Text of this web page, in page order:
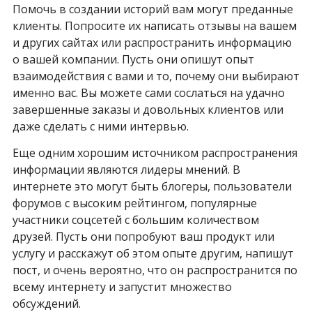
Помочь в создании историй вам могут преданные
клиенты. Попросите их написать отзывы на вашем
и других сайтах или распространить информацию
о вашей компании. Пусть они опишут опыт
взаимодействия с вами и то, почему они выбирают
именно вас. Вы можете сами сослаться на удачно
завершенные заказы и довольных клиентов или
даже сделать с ними интервью.
Еще одним хорошим источником распространения
информации являются лидеры мнений. В
интернете это могут быть блогеры, пользователи
форумов с высоким рейтингом, популярные
участники соцсетей с большим количеством
друзей. Пусть они попробуют ваш продукт или
услугу и расскажут об этом опыте другим, напишут
пост, и очень вероятно, что он распространится по
всему интернету и запустит множество
обсуждений.